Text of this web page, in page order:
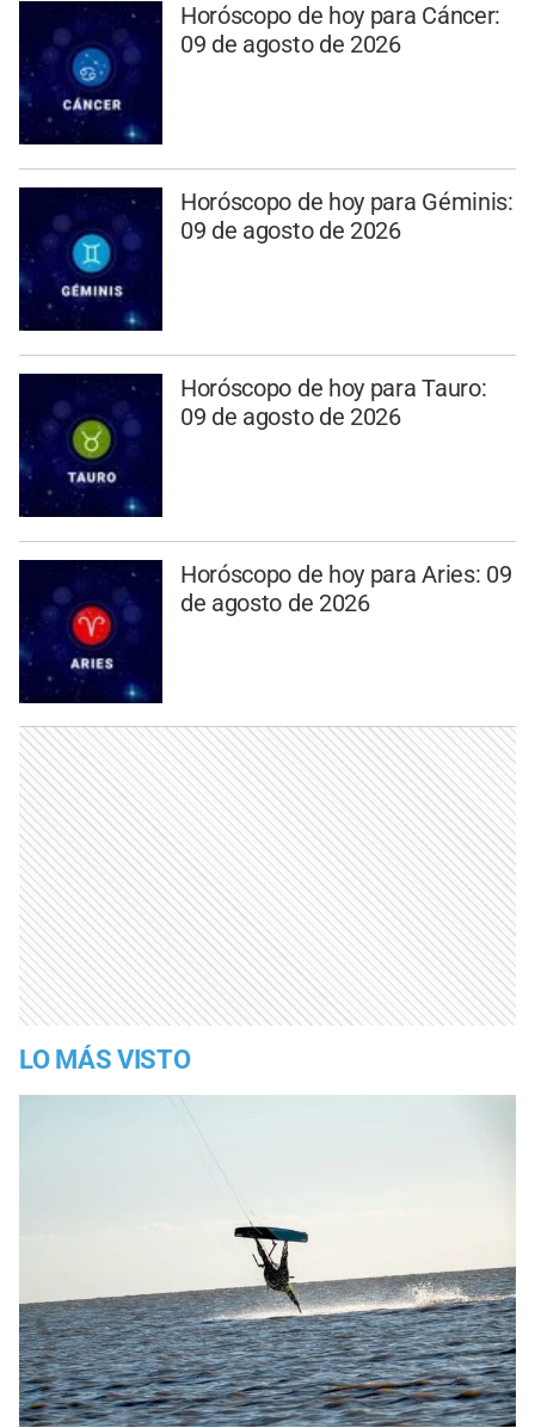
Horóscopo de hoy para Cáncer:
09 de agosto de 2026
Horóscopo de hoy para Géminis:
09 de agosto de 2026
Horóscopo de hoy para Tauro:
09 de agosto de 2026
Horóscopo de hoy para Aries: 09
de agosto de 2026
LO MÁS VISTO